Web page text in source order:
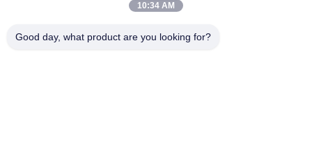
রাসায়নিক চিকিৎসা ও খাদ্য শিল্পে ক্ষয় করার জন্য উন্নত পুলভারাইজার গ্রাইন্ডার মেশিন
ইউনিভার্সাল ক্রাশার উপাদান হ্রাস এবং সম্পদ ব্যবহারের জন্য অপরিহার্য সরঞ্জাম
10:34 AM
Good day, what product are you looking for?